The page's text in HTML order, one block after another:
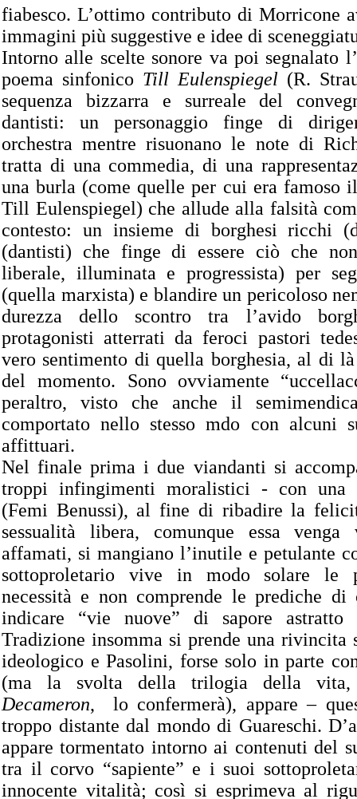
fiabesco. L’ottimo contributo di Morricone
immagini più suggestive e idee di
Intorno alle scelte sonore va poi segnalato
poema sinfonico Till Eulenspiegel (R.
sequenza bizzarra e surreale del
dantisti: un personaggio finge di
orchestra mentre risuonano le note di
tratta di una commedia, di una
una burla (come quelle per cui era famoso
Till Eulenspiegel) che allude alla falsità
contesto: un insieme di borghesi ricchi
(dantisti) che finge di essere ciò che
liberale, illuminata e progressista) per
(quella marxista) e blandire un pericoloso
durezza dello scontro tra l’avido
protagonisti atterrati da feroci pastori
vero sentimento di quella borghesia, al di
del momento. Sono ovviamente
peraltro, visto che anche il
comportato nello stesso mdo con alcuni
affittuari.
Nel finale prima i due viandanti si
troppi infingimenti moralistici - con una
(Femi Benussi), al fine di ribadire la
sessualità libera, comunque essa
affamati, si mangiano l’inutile e petulante
sottoproletario vive in modo solare le
necessità e non comprende le prediche
indicare “vie nuove” di sapore
Tradizione insomma si prende una rivincita
ideologico e Pasolini, forse solo in parte
(ma la svolta della trilogia della
Decameron, lo confermerà), appare –
troppo distante dal mondo di Guareschi.
appare tormentato intorno ai contenuti del
tra il corvo “sapiente” e i suoi
innocente vitalità; così si esprimeva al